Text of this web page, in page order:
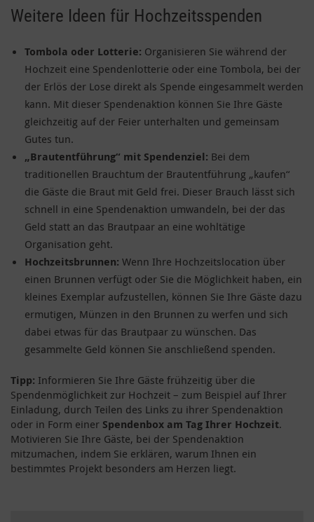
Weitere Ideen für Hochzeitsspenden
Tombola oder Lotterie: Organisieren Sie während der
Hochzeit eine Spendenlotterie oder eine Tombola, bei der
der Erlös der Lose direkt als Spende eingesammelt werden
kann. Mit dieser Spendenaktion können Sie Ihre Gäste
gleichzeitig auf der Feier unterhalten und gemeinsam
Gutes tun.
„Brautentführung“ mit Spendenziel: Bei dem
traditionellen Brauchtum der Brautentführung „kaufen“
die Gäste die Braut mit Geld frei. Dieser Brauch lässt sich
schnell in eine Spendenaktion umwandeln, bei der das
Geld statt an das Brautpaar an eine wohltätige
Organisation geht.
Hochzeitsbrunnen: Wenn Ihre Hochzeitslocation über
einen Brunnen verfügt oder Sie die Möglichkeit haben, ein
kleines Exemplar aufzustellen, können Sie Ihre Gäste dazu
ermutigen, Münzen in den Brunnen zu werfen und sich
dabei etwas für das Brautpaar zu wünschen. Das
gesammelte Geld können Sie anschließend spenden.
Tipp: Informieren Sie Ihre Gäste frühzeitig über die
Spendenmöglichkeit zur Hochzeit – zum Beispiel auf Ihrer
Einladung, durch Teilen des Links zu ihrer Spendenaktion
oder in Form einer Spendenbox am Tag Ihrer Hochzeit.
Motivieren Sie Ihre Gäste, bei der Spendenaktion
mitzumachen, indem Sie erklären, warum Ihnen ein
bestimmtes Projekt besonders am Herzen liegt.